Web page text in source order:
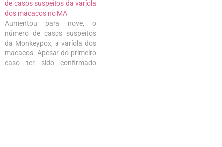
de casos suspeitos da varíola
dos macacos no MA
Aumentou para nove, o
número de casos suspeitos
da Monkeypox, a varíola dos
macacos. Apesar do primeiro
caso ter sido confirmado